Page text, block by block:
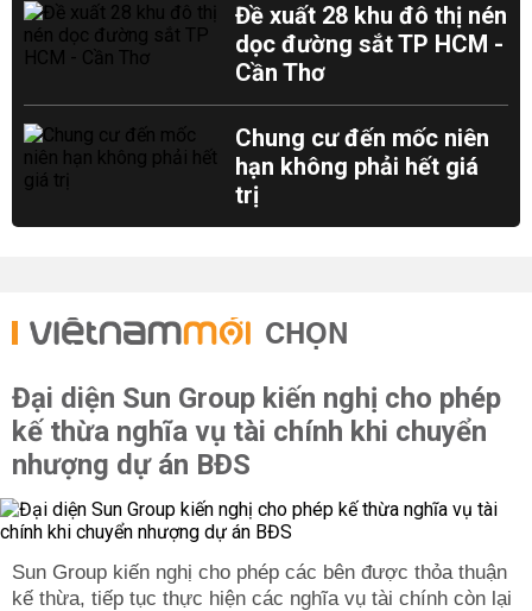
Đề xuất 28 khu đô thị nén
dọc đường sắt TP HCM -
Cần Thơ
Chung cư đến mốc niên
hạn không phải hết giá
trị
CHỌN
Đại diện Sun Group kiến nghị cho phép
kế thừa nghĩa vụ tài chính khi chuyển
nhượng dự án BĐS
Sun Group kiến nghị cho phép các bên được thỏa thuận
kế thừa, tiếp tục thực hiện các nghĩa vụ tài chính còn lại